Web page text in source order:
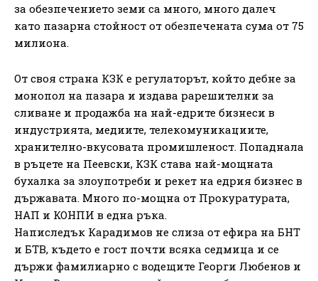
за обезпечението земи са много, много далеч
като пазарна стойност от обезпечената сума от 75
милиона.
От своя страна КЗК е регулаторът, който дебне за
монопол на пазара и издава рарешителни за
сливане и продажба на най-едрите бизнеси в
индустрията, медиите, телекомуникациите,
хранително-вкусовата промишленост. Попаднала
в ръцете на Пеевски, КЗК става най-мощната
бухалка за злоупотреби и рекет на едрия бизнес в
държавата. Много по-мощна от Прокуратурата,
НАП и КОНПИ в една ръка.
Написледък Карадимов не слиза от ефира на БНТ
и БТВ, където е гост почти всяка седмица и се
държи фамилиарно с водещите Георги Любенов и